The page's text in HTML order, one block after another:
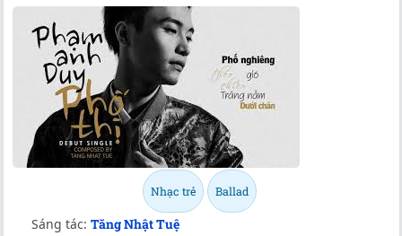
Nhạc trẻ Ballad
Sáng tác: Tăng Nhật Tuệ